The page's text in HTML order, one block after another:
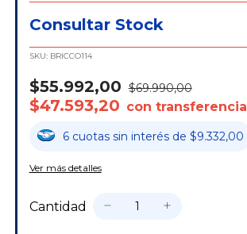
Consultar Stock
SKU: BRICCO114
$55.992,00 $69.990,00
$47.593,20 con transferencia
6 cuotas sin interés de $9.332,00
Ver más detalles
Cantidad